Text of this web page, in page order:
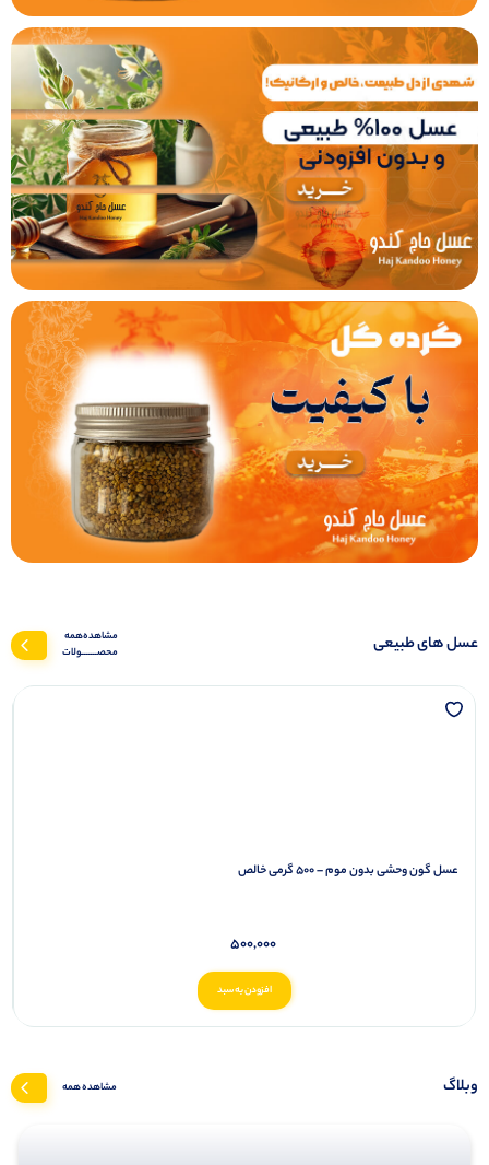
عسل های طبیعی
مشاهده‌همه‌
محصـــــــولات
عسل گون وحشی بدون موم – ۵۰۰ گرمی خالص
افزودن به سبد
500,000
وبلاگ مشاهده همه